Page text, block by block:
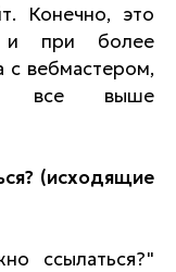
Конечно, это
и при более
с вебмастером,
все выше
(исходящие
ссылаться?"